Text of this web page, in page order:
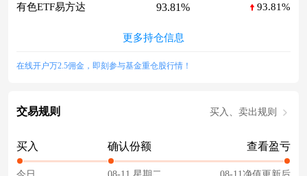
有色ETF易方达 93.81% 93.81%
更多持仓信息
在线开户万2.5佣金，即刻参与基金重仓股行情！
交易规则 买入、卖出规则
买入 确认份额 查看盈亏